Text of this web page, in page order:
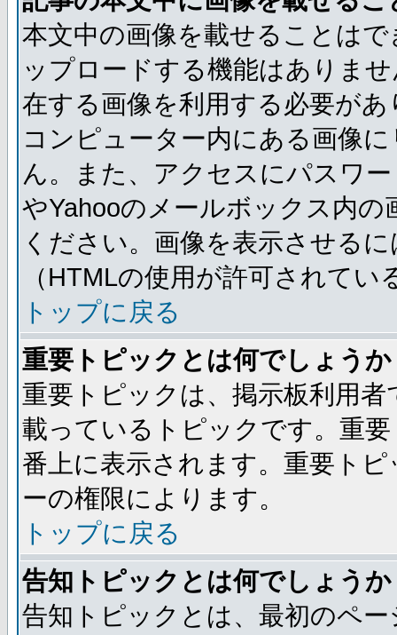
本文中の画像を載せることは
ップロードする機能はありま
在する画像を利用する必要が
コンピューター内にある画像
ん。また、アクセスにパスワ
やYahooのメールボックス内
ください。画像を表示させる
（HTMLの使用が許可されて
トップに戻る
重要トピックとは何でしょうか
重要トピックは、掲示板利用
載っているトピックです。重
番上に表示されます。重要ト
ーの権限によります。
トップに戻る
告知トピックとは何でしょうか
告知トピックとは、最初のペ